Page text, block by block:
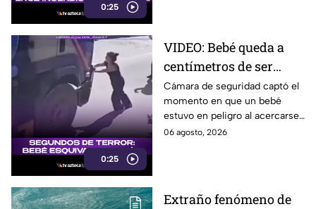
0:25
0:25
VIDEO: Bebé queda a
centímetros de ser
arrollado por camión
cisterna; madre logra
salvarlo a tiempo
Cámara de seguridad captó el
momento en que un bebé
estuvo en peligro al acercarse
a un camión cisterna en
06 agosto, 2026
Extraño fenómeno de